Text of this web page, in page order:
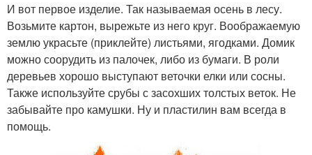
И вот первое изделие. Так называемая осень в лесу.
Возьмите картон, вырежьте из него круг. Воображаемую
землю украсьте (приклейте) листьями, ягодками. Домик
можно соорудить из палочек, либо из бумаги. В роли
деревьев хорошо выступают веточки елки или сосны.
Также используйте срубы с засохших толстых веток. Не
забывайте про камушки. Ну и пластилин вам всегда в
помощь.